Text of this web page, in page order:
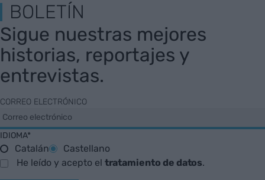
BOLETÍN
Sigue nuestras mejores
historias, reportajes y
entrevistas.
CORREO ELECTRÓNICO
IDIOMA*
Catalán
Castellano
He leído y acepto el tratamiento de datos.